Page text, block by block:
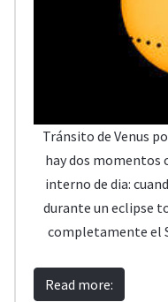
Tránsito de Venus
hay dos momentos
interno de dia:
durante un eclipse
completamente el
Read more: